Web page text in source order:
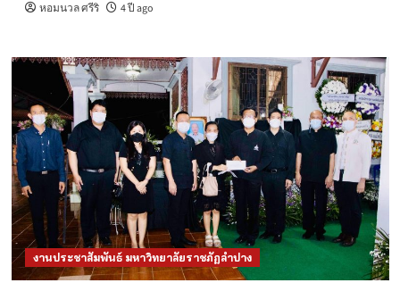
หอมนวล ศรีริ 4 ปี ago
งานประชาสัมพันธ์ มหาวิทยาลัยราชภัฏลำปาง